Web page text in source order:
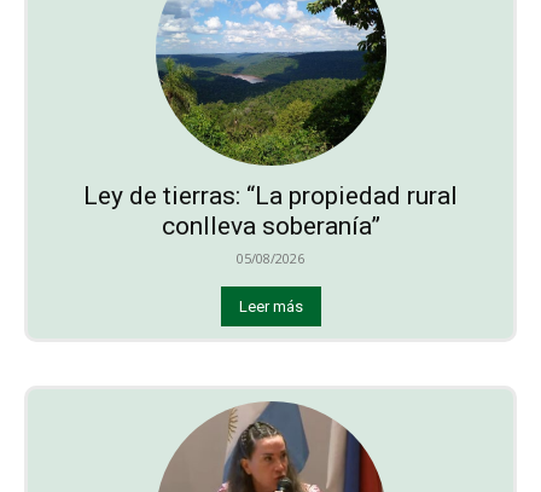
Ley de tierras: “La propiedad rural
conlleva soberanía”
05/08/2026
Leer más